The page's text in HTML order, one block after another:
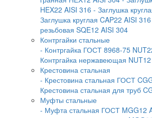
HEX22 AISI 316 - Заглушка
Заглушка круглая CAP22 AISI 316
резьбовая SQE12 AISI 304
Контргайки стальные
- Контргайка ГОСТ 8968-75
Контргайка нержавеющая
Крестовина стальная
- Крестовина стальная ГОСТ
Крестовина стальная для труб
Муфты стальные
- Муфта стальная ГОСТ MGG12